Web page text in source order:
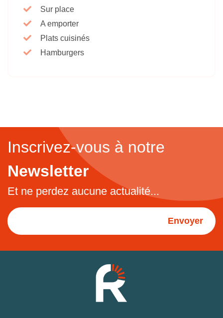
Sur place
A emporter
Plats cuisinés
Hamburgers
Inscrivez-vous à notre
Newsletter
Et ne perdez aucune actualité...
Envoyer